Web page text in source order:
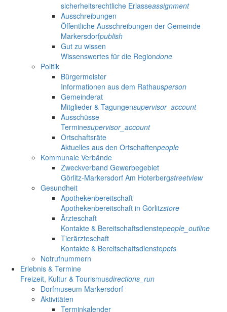
sicherheitsrechtliche Erlasseassignment
Ausschreibungen
Öffentliche Ausschreibungen der Gemeinde
Markersdorfpublish
Gut zu wissen
Wissenswertes für die Regiondone
Politik
Bürgermeister
Informationen aus dem Rathausperson
Gemeinderat
Mitglieder & Tagungensupervisor_account
Ausschüsse
Terminesupervisor_account
Ortschaftsräte
Aktuelles aus den Ortschaftenpeople
Kommunale Verbände
Zweckverband Gewerbegebiet
Görlitz-Markersdorf Am Hoterbergstreetview
Gesundheit
Apothekenbereitschaft
Apothekenbereitschaft in Görlitzstore
Ärzteschaft
Kontakte & Bereitschaftsdienstepeople_outline
Tierärzteschaft
Kontakte & Bereitschaftsdienstepets
Notrufnummern
Erlebnis & Termine
Freizeit, Kultur & Tourismusdirections_run
Dorfmuseum Markersdorf
Aktivitäten
Terminkalender